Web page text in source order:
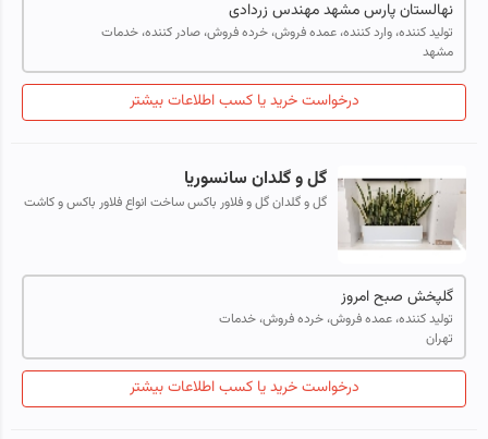
نهالستان پارس مشهد مهندس زردادی
تولید کننده، وارد کننده، عمده فروش، خرده فروش، صادر کننده، خدمات
مشهد
درخواست خرید یا کسب اطلاعات بیشتر
گل و گلدان سانسوریا
گل و گلدان گل و فلاور باکس ساخت انواع فلاور باکس و کاشت
گلپخش صبح امروز
تولید کننده، عمده فروش، خرده فروش، خدمات
تهران
درخواست خرید یا کسب اطلاعات بیشتر